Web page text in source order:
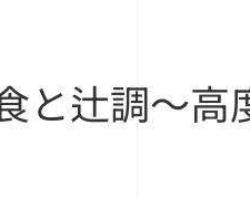
と辻調〜